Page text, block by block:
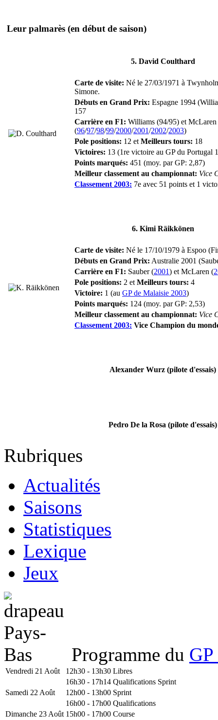
Leur palmarès (en début de saison)
5. David Coulthard
Carte de visite: Né le 27/03/1971 à
Simone.
Débuts en Grand Prix: Espagne 1994
157
Carrière en F1: Williams (94/95) et McLaren
(96/97/98/99/2000/2001/2002/2003)
Pole positions: 12 et Meilleurs tours: 18
Victoires: 13 (1re victoire au GP du Portugal
Points marqués: 451 (moy. par GP: 2,87)
Meilleur classement au championnat: Vice
Classement 2003: 7e avec 51 points et 1
6. Kimi Räikkönen
Carte de visite: Né le 17/10/1979 à Espoo
Débuts en Grand Prix: Australie 2001
Carrière en F1: Sauber (2001) et McLaren (
Pole positions: 2 et Meilleurs tours: 4
Victoire: 1 (au GP de Malaisie 2003)
Points marqués: 124 (moy. par GP: 2,53)
Meilleur classement au championnat: Vice
Classement 2003: Vice Champion du
Alexander Wurz (pilote d'essais)
Pedro De la Rosa (pilote d'essais)
Rubriques
Actualités
Saisons
Statistiques
Lexique
Jeux
Programme du
Vendredi 21 Août 12h30 - 13h30 Libres
16h30 - 17h14 Qualifications Sprint
Samedi 22 Août
12h00 - 13h00 Sprint
16h00 - 17h00 Qualifications
Dimanche 23 Août 15h00 - 17h00 Course